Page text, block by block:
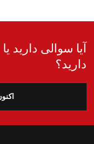
آیا سوالی دارید
دارید؟